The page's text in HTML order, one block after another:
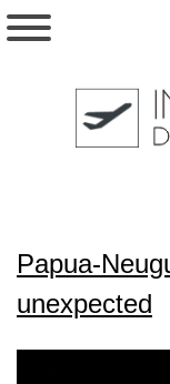
Papua-
unexpected